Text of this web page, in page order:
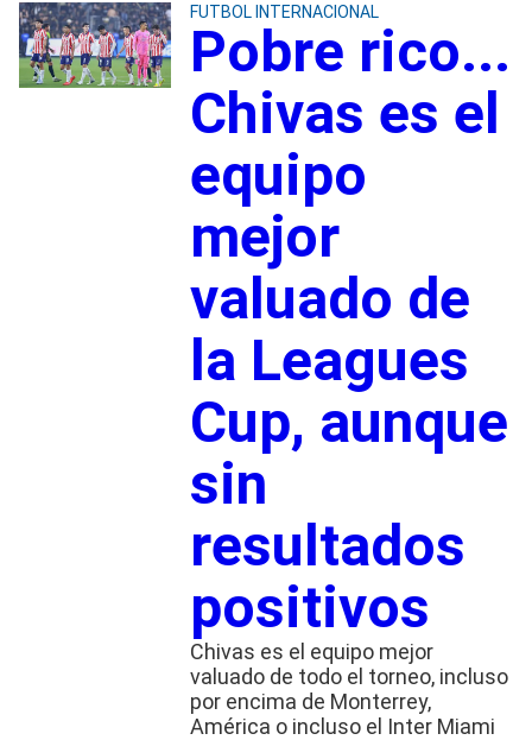
FUTBOL INTERNACIONAL
Pobre rico...
Chivas es el
equipo
mejor
valuado de
la Leagues
Cup, aunque
sin
resultados
positivos
Chivas es el equipo mejor
valuado de todo el torneo, incluso
por encima de Monterrey,
América o incluso el Inter Miami